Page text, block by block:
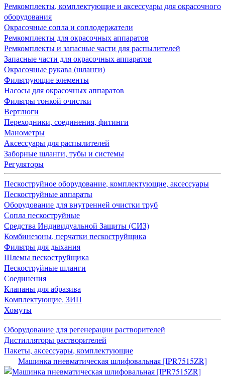
Ремкомплекты, комплектующие и аксессуары для окрасочного
оборудования
Окрасочные сопла и соплодержатели
Ремкомплекты для окрасочных аппаратов
Ремкомплекты и запасные части для распылителей
Запасные части для окрасочных аппаратов
Окрасочные рукава (шланги)
Фильтрующие элементы
Насосы для окрасочных аппаратов
Фильтры тонкой очистки
Вертлюги
Переходники, соединения, фитинги
Манометры
Аксессуары для распылителей
Заборные шланги, тубы и системы
Регуляторы
Пескоструйное оборудование, комплектующие, аксессуары
Пескоструйные аппараты
Оборудование для внутренней очистки труб
Сопла пескоструйные
Средства Индивидуальной Защиты (СИЗ)
Комбинезоны, перчатки пескоструйщика
Фильтры для дыхания
Шлемы пескоструйщика
Пескоструйные шланги
Соединения
Клапаны для абразива
Комплектующие, ЗИП
Хомуты
Оборудование для регенерации растворителей
Дистилляторы растворителей
Пакеты, аксессуары, комплектующие
Машинка пневматическая шлифовальная [IPR7515ZR]